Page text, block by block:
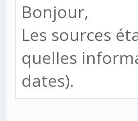
Bonjour,
Les sources
quelles
dates).